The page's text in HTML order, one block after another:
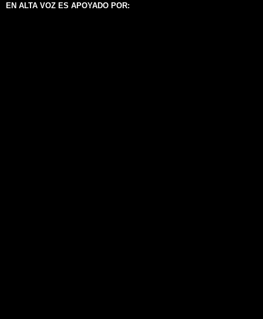
EN ALTA VOZ ES APOYADO POR: